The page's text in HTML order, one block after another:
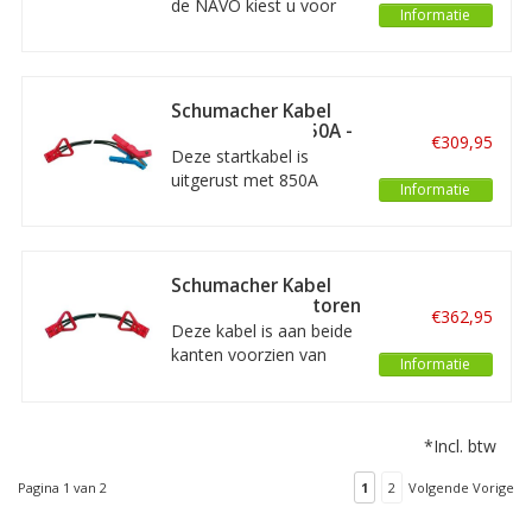
de NAVO kiest u voor
aansluiting op 24V
legervoertuigen. Deze
variant ( 2m x 50mm²) is
geschikt voor mobiele
boosters.
Informatie
Schumacher Kabel
met klemmen 850A -
3m x 50mm²
Deze startkabel is
uitgerust met 850A
draagbare startboosters
van SOS Booster.
€309,95
Informatie
Schumacher Kabel
met hulpconnectoren
- 5m x 50mm²
Deze kabel is aan beide
kanten voorzien van
€362,95
Informatie
*Incl. btw
Pagina 1 van 2 1 2 Volgende Vorige